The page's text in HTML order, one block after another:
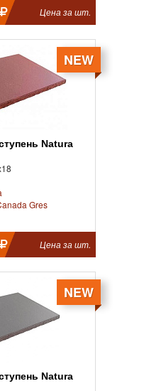
Цена за шт.
NEW
Gres
Цена за шт.
NEW